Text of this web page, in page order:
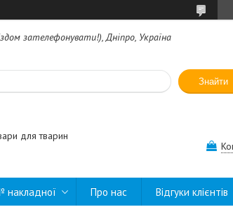
зателефонувати!), Дніпро, Україна
Знайти
для тварин
накладної Про нас Відгуки клієнтів